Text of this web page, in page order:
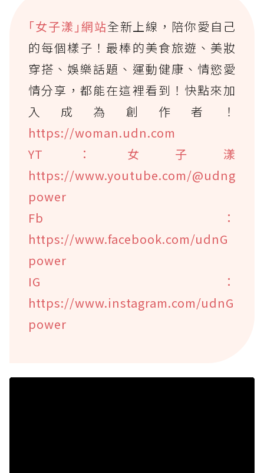
｢女子漾｣網站全新上線，陪你愛自己
的每個樣子！最棒的美食旅遊、美妝
穿搭、娛樂話題、運動健康、情慾愛
情分享，都能在這裡看到！快點來加
入成為創作者！
https://woman.udn.com
YT：女子漾
https://www.youtube.com/@udng
power
Fb：
https://www.facebook.com/udnG
power
IG：
https://www.instagram.com/udnG
power